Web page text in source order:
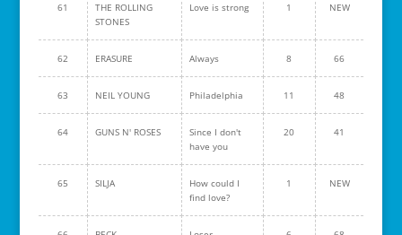
61
THE ROLLING
STONES
Love is strong 1 NEW
62 ERASURE Always 8 66
63 NEIL YOUNG Philadelphia 11 48
64 GUNS N' ROSES
Since I don't
have you
20 41
65 SILJA
How could I
find love?
1 NEW